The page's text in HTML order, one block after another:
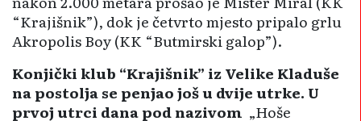
“Krajišnik”), dok je četvrto mjesto pripalo grlu
Akropolis Boy (KK “Butmirski galop”).
Konjički klub “Krajišnik” iz Velike Kladuše
na postolja se penjao još u dvije utrke. U
prvoj utrci dana pod nazivom „Hoše